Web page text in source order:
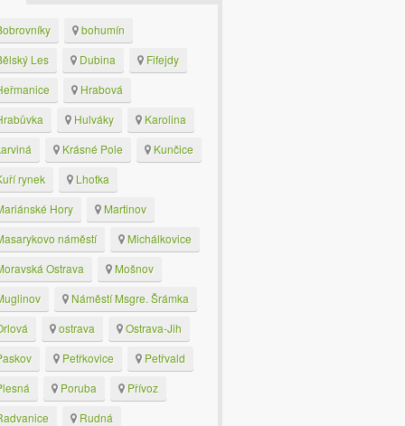
bohumín
Les
Dubina
Fifejdy
Hrabová
Hulváky
Karolina
Krásné Pole
Kunčice
rynek
Lhotka
Hory
Martinov
náměstí
Michálkovice
Ostrava
Mošnov
Náměstí Msgre. Šrámka
ostrava
Ostrava-Jih
Petřkovice
Petřvald
Poruba
Přívoz
Rudná